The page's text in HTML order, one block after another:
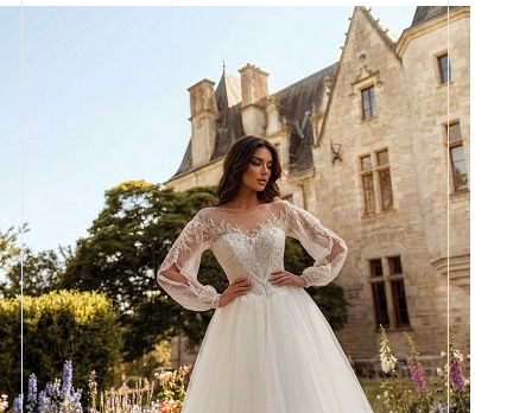
Размеры
42, 44, 46, 48, 50, 52, 54, 56,
58
Цвет